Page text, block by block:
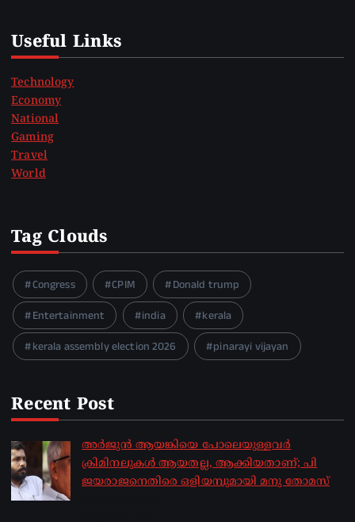
Useful Links
Technology
Economy
National
Gaming
Travel
World
Tag Clouds
Congress CPIM
Donald trump
Entertainment
india
kerala
kerala assembly election 2026
pinarayi vijayan
Recent Post
അർജുൻ ആയങ്കിയെ പോലെയുള്ളവർ
ക്രിമിനലുകൾ ആയതല്ല, ആക്കിയതാണ്; പി
ജയരാജനെതിരെ ഒളിയമ്പുമായി മനു തോമസ്